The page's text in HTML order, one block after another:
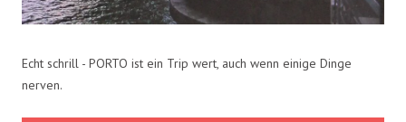
Echt schrill - PORTO ist ein Trip wert, auch wenn einige Dinge
nerven.